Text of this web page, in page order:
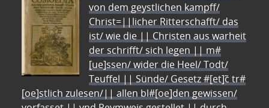
von dem geystlichen kampff/
Christ=||licher Ritterschafft/ das
ist/ wie die || Christen aus warheit
der schrifft/ sich legen || m#
[ue]ssen/ wider die Heel/ Todt/
Teuffel || Sünde/ Gesetz #[et]c̃ tr#
[oe]stlich zulesen/|| allen bl#[oe]den gewissen/